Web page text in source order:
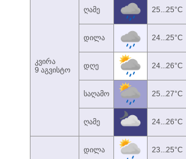
კვირა
9 აგვისტო
ღამე 25...25°C
დილა 24...25°C
დღე 24...26°C
საღამო 25...27°C
ღამე 24...26°C
დილა 23...25°C